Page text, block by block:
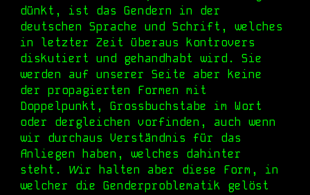
dünkt, ist das Gendern in der
deutschen Sprache und Schrift, welches
in letzter Zeit überaus kontrovers
diskutiert und gehandhabt wird.Sie
werden auf unserer Seite aber keine
der propagierten Formen mit
Doppelpunkt, Grossbuchstabe im Wort
oder dergleichen vorfinden, auch wenn
wir durchaus Verständnis für das
Anliegen haben, welches dahinter
steht.
Wir halten aber diese Form, in
welcher die Genderproblematik gelöst